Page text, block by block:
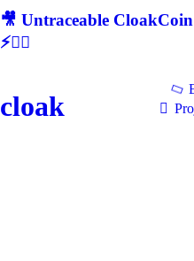
🎥 Untraceable
⚡🕵‍♂
cloak